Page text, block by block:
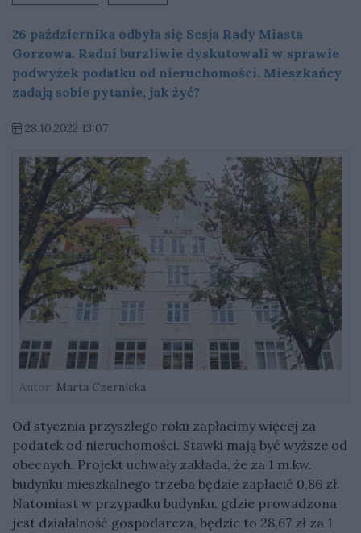
26 października odbyła się Sesja Rady Miasta
Gorzowa. Radni burzliwie dyskutowali w sprawie
podwyżek podatku od nieruchomości. Mieszkańcy
zadają sobie pytanie, jak żyć?
28.10.2022 13:07
Autor: Marta Czernicka
Od stycznia przyszłego roku zapłacimy więcej za
podatek od nieruchomości. Stawki mają być wyższe od
obecnych. Projekt uchwały zakłada, że za 1 m.kw.
budynku mieszkalnego trzeba będzie zapłacić 0,86 zł.
Natomiast w przypadku budynku, gdzie prowadzona
jest działalność gospodarcza, będzie to 28,67 zł za 1